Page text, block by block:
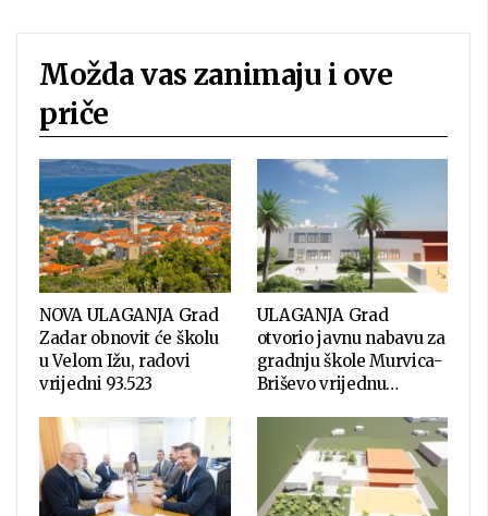
Možda vas zanimaju i ove
priče
NOVA ULAGANJA Grad
Zadar obnovit će školu
u Velom Ižu, radovi
vrijedni 93.523
ULAGANJA Grad
otvorio javnu nabavu za
gradnju škole Murvica-
Briševo vrijednu…